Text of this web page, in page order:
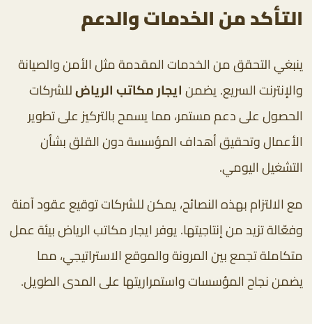
التأكد من الخدمات والدعم
ينبغي التحقق من الخدمات المقدمة مثل الأمن والصيانة
والإنترنت السريع. يضمنايجار مكاتب الرياضللشركات
الحصول على دعم مستمر، مما يسمح بالتركيز على تطوير
الأعمال وتحقيق أهداف المؤسسة دون القلق بشأن
التشغيل اليومي.
مع الالتزام بهذه النصائح، يمكن للشركات توقيع عقود آمنة
وفعّالة تزيد من إنتاجيتها. يوفر ايجار مكاتب الرياض بيئة عمل
متكاملة تجمع بين المرونة والموقع الاستراتيجي، مما
يضمن نجاح المؤسسات واستمراريتها على المدى الطويل.